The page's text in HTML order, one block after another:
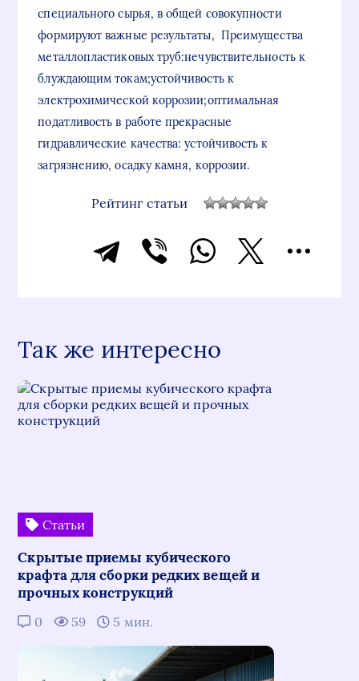
специального сырья, в общей совокупности
формируют важные результаты, Преимущества
металлопластиковых труб:нечувствительность к
блуждающим токам;устойчивость к
электрохимической коррозии;оптимальная
податливость в работе прекрасные
гидравлические качества: устойчивость к
загрязнению, осадку камня, коррозии.
Рейтинг статьи
Так же интересно
Статьи
Скрытые приемы кубического
крафта для сборки редких вещей и
прочных конструкций
0 59 5 мин.